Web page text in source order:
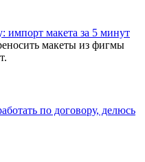
импорт макета за 5 минут
макеты из фигмы